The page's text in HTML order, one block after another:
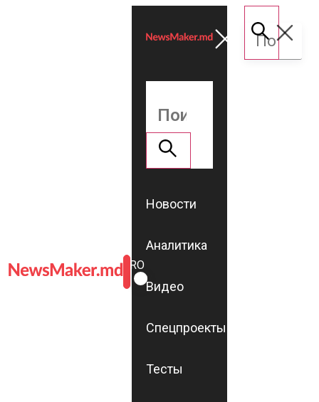
ROMÂNĂ
RU
Новости
Аналитика
Видео
Спецпроекты
Тесты